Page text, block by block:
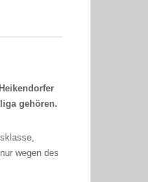
gehören.
wegen des